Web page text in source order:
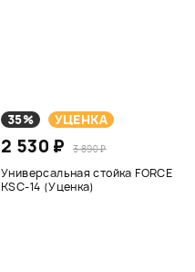
35% УЦЕНКА
2 530 ₽ 3 890 ₽
Универсальная стойка FORCE
KSC-14 (Уценка)